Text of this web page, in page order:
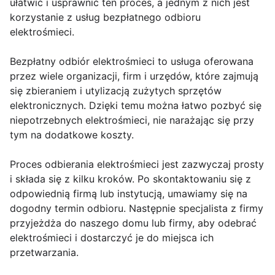
ułatwić i usprawnić ten proces, a jednym z nich jest
korzystanie z usług bezpłatnego odbioru
elektrośmieci.
Bezpłatny odbiór elektrośmieci to usługa oferowana
przez wiele organizacji, firm i urzędów, które zajmują
się zbieraniem i utylizacją zużytych sprzętów
elektronicznych. Dzięki temu można łatwo pozbyć się
niepotrzebnych elektrośmieci, nie narażając się przy
tym na dodatkowe koszty.
Proces odbierania elektrośmieci jest zazwyczaj prosty
i składa się z kilku kroków. Po skontaktowaniu się z
odpowiednią firmą lub instytucją, umawiamy się na
dogodny termin odbioru. Następnie specjalista z firmy
przyjeżdża do naszego domu lub firmy, aby odebrać
elektrośmieci i dostarczyć je do miejsca ich
przetwarzania.